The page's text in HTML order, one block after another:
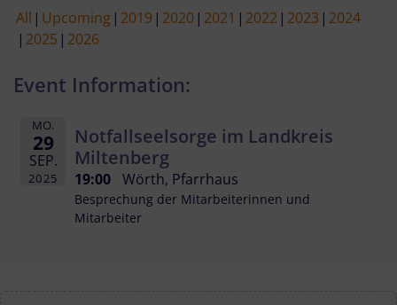
All Upcoming 2019 2020 2021 2022 2023 2024
2025 2026
Event Information:
MO.
29
SEP.
2025
Notfallseelsorge im Landkreis
Miltenberg
19:00 Wörth, Pfarrhaus
Besprechung der Mitarbeiterinnen und
Mitarbeiter